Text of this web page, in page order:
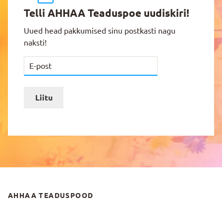
Telli AHHAA Teaduspoe uudiskiri!
Uued head pakkumised sinu postkasti nagu
naksti!
Liitu
AHHAA TEADUSPOOD